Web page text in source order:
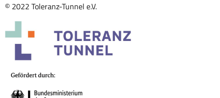
© 2022 Toleranz-Tunnel e.V.